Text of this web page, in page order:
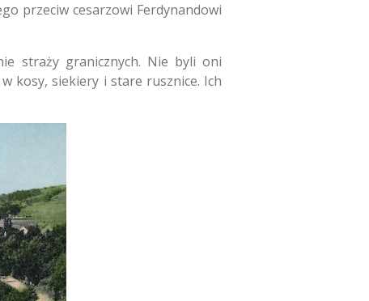
przeciw cesarzowi Ferdynandowi
straży granicznych. Nie byli oni
kosy, siekiery i stare rusznice. Ich